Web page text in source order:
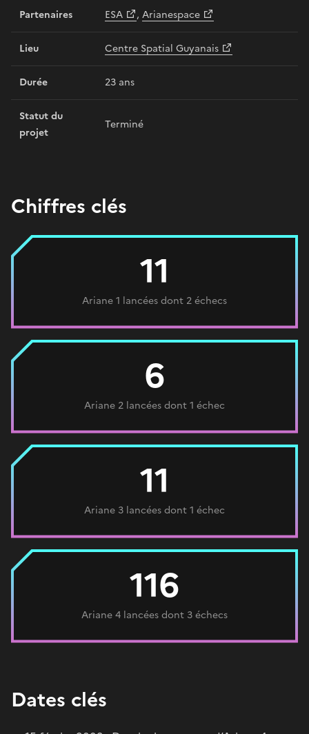
Partenaires ESA , Arianespace
Lieu Centre Spatial Guyanais
Durée 23 ans
Statut du
projet
Terminé
Chiffres clés
11
Ariane 1 lancées dont 2 échecs
6
Ariane 2 lancées dont 1 échec
11
Ariane 3 lancées dont 1 échec
116
Ariane 4 lancées dont 3 échecs
Dates clés